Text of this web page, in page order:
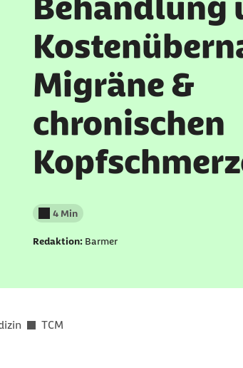
Migräne &
chronischen
Lesedauer weniger als
4 Min
Redaktion: Barmer
TCM